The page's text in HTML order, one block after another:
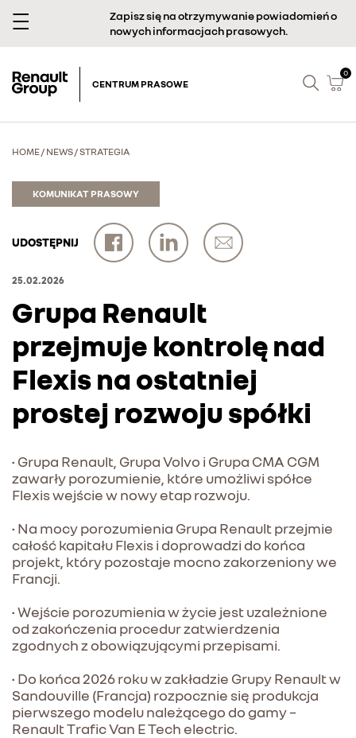
Zapisz się na otrzymywanie powiadomień o
nowych informacjach prasowych.
CENTRUM PRASOWE
0
HOME/ NEWS/STRATEGIA
KOMUNIKAT PRASOWY
UDOSTĘPNIJ
25.02.2026
Grupa Renault
przejmuje kontrolę nad
Flexis na ostatniej
prostej rozwoju spółki
• Grupa Renault, Grupa Volvo i Grupa CMA CGM
zawarły porozumienie, które umożliwi spółce
Flexis wejście w nowy etap rozwoju.
• Na mocy porozumienia Grupa Renault przejmie
całość kapitału Flexis i doprowadzi do końca
projekt, który pozostaje mocno zakorzeniony we
Francji.
• Wejście porozumienia w życie jest uzależnione
od zakończenia procedur zatwierdzenia
zgodnych z obowiązującymi przepisami.
• Do końca 2026 roku w zakładzie Grupy Renault w
Sandouville (Francja) rozpocznie się produkcja
pierwszego modelu należącego do gamy –
Renault Trafic Van E Tech electric.